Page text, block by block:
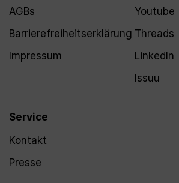
AGBs
Barrierefreiheitserklärung
Impressum
Service
Kontakt
Presse
Youtube
Threads
LinkedIn
Issuu